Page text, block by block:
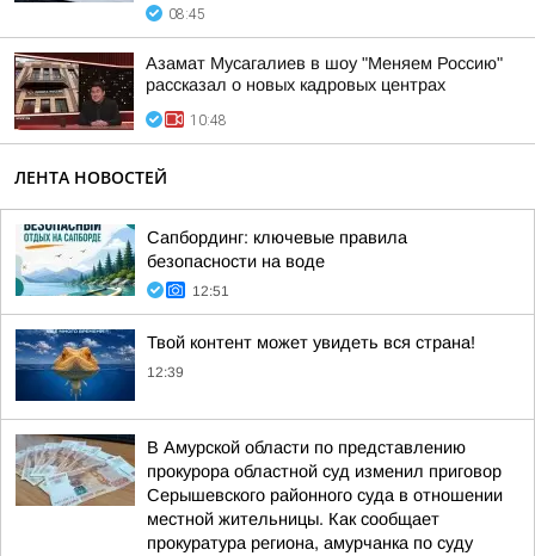
08:45
Азамат Мусагалиев в шоу "Меняем Россию"
рассказал о новых кадровых центрах
10:48
ЛЕНТА НОВОСТЕЙ
Сапбординг: ключевые правила
безопасности на воде
12:51
Твой контент может увидеть вся страна!
12:39
В Амурской области по представлению
прокурора областной суд изменил приговор
Серышевского районного суда в отношении
местной жительницы. Как сообщает
прокуратура региона, амурчанка по суду